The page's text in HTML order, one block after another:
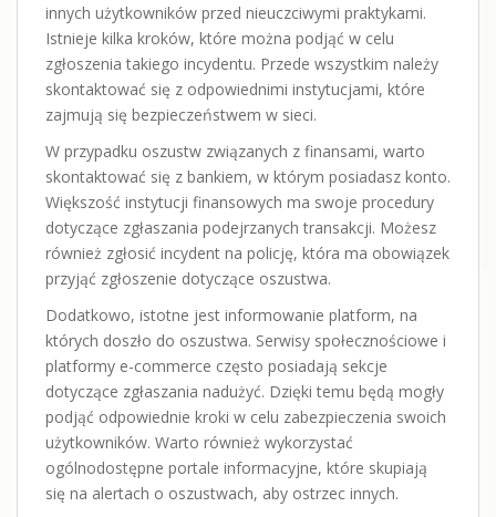
innych użytkowników przed nieuczciwymi praktykami.
Istnieje kilka kroków, które można podjąć w celu
zgłoszenia takiego incydentu. Przede wszystkim należy
skontaktować się z odpowiednimi instytucjami, które
zajmują się bezpieczeństwem w sieci.
W przypadku oszustw związanych z finansami, warto
skontaktować się z bankiem, w którym posiadasz konto.
Większość instytucji finansowych ma swoje procedury
dotyczące zgłaszania podejrzanych transakcji. Możesz
również zgłosić incydent na policję, która ma obowiązek
przyjąć zgłoszenie dotyczące oszustwa.
Dodatkowo, istotne jest informowanie platform, na
których doszło do oszustwa. Serwisy społecznościowe i
platformy e-commerce często posiadają sekcje
dotyczące zgłaszania nadużyć. Dzięki temu będą mogły
podjąć odpowiednie kroki w celu zabezpieczenia swoich
użytkowników. Warto również wykorzystać
ogólnodostępne portale informacyjne, które skupiają
się na alertach o oszustwach, aby ostrzec innych.